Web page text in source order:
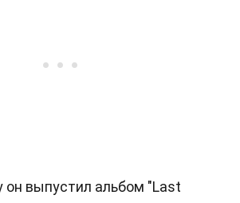
он выпустил альбом "Last